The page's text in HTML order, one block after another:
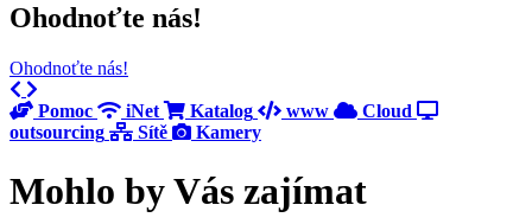
Ohodnoťte nás!
Ohodnoťte nás!
Previous
Pomoc
iNet Katalog www
Cloud
outsourcing
Sítě Kamery
Mohlo by Vás zajímat